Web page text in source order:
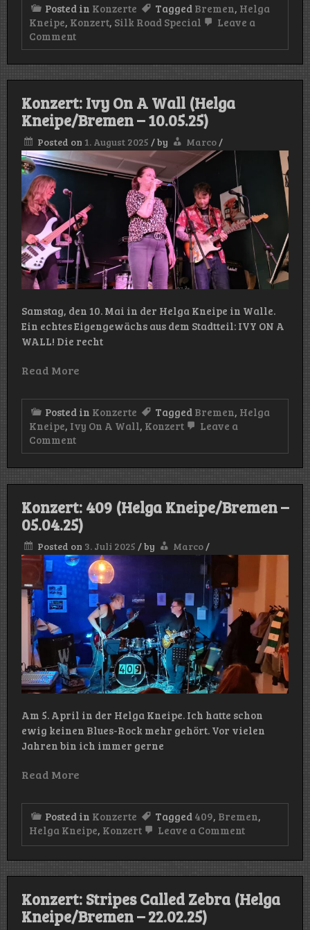
Posted in Konzerte Tagged Bremen, Helga
Kneipe, Konzert, Silk Road Special
Leave a
Commenton
Konzert:
Special
Kneipe/Bremen
–
17.05.25)
Konzert: Ivy On A Wall (Helga
Kneipe/Bremen – 10.05.25)
Posted on 1. August 2025 /by Marco/
Samstag, den 10. Mai in der Helga Kneipe in Walle.
Ein echtes Eigengewächs aus dem Stadtteil: IVY ON A
WALL! Die recht
Read More
Posted in Konzerte Tagged Bremen, Helga
Kneipe, Ivy On A Wall, Konzert
Leave a
Commenton
Konzert:
A
(Helga
Kneipe/Bremen
–
10.05.25)
Konzert: 409 (Helga Kneipe/Bremen –
05.04.25)
Posted on 3. Juli 2025 /by Marco /
Am 5. April in der Helga Kneipe. Ich hatte schon
ewig keinen Blues-Rock mehr gehört. Vor vielen
Jahren bin ich immer gerne
Read More
Posted in Konzerte Tagged 409, Bremen,
Helga Kneipe, Konzert Leave a Commenton
(Helga
Kneipe/
05.04.25)
Konzert: Stripes Called Zebra (Helga
Kneipe/Bremen – 22.02.25)